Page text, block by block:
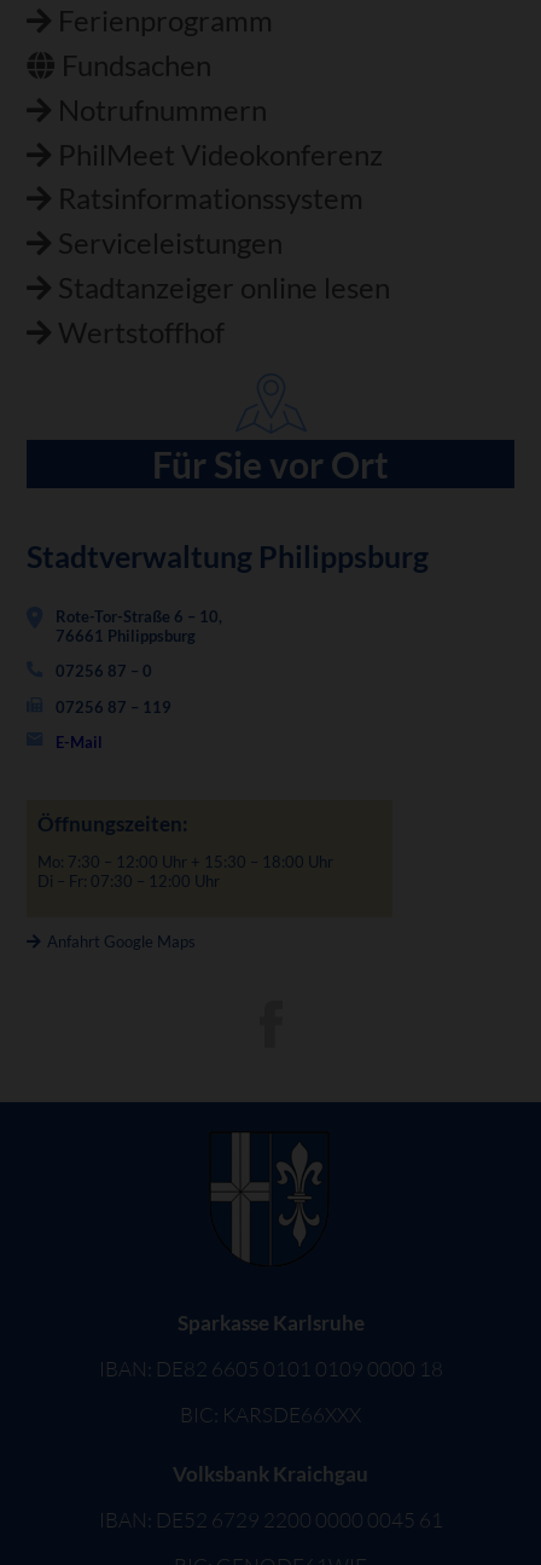
Ferienprogramm
Fundsachen
Notrufnummern
PhilMeet Videokonferenz
Ratsinformationssystem
Serviceleistungen
Stadtanzeiger online lesen
Wertstoffhof
Für Sie vor Ort
Stadtverwaltung Philippsburg
Rote-Tor-Straße 6 – 10,
76661 Philippsburg
07256 87 – 0
07256 87 – 119
E-Mail
Öffnungszeiten:
Mo: 7:30 – 12:00 Uhr + 15:30 – 18:00 Uhr
Di – Fr: 07:30 – 12:00 Uhr
Anfahrt Google Maps
Sparkasse Karlsruhe
IBAN: DE82 6605 0101 0109 0000 18
BIC: KARSDE66XXX
Volksbank Kraichgau
IBAN: DE52 6729 2200 0000 0045 61